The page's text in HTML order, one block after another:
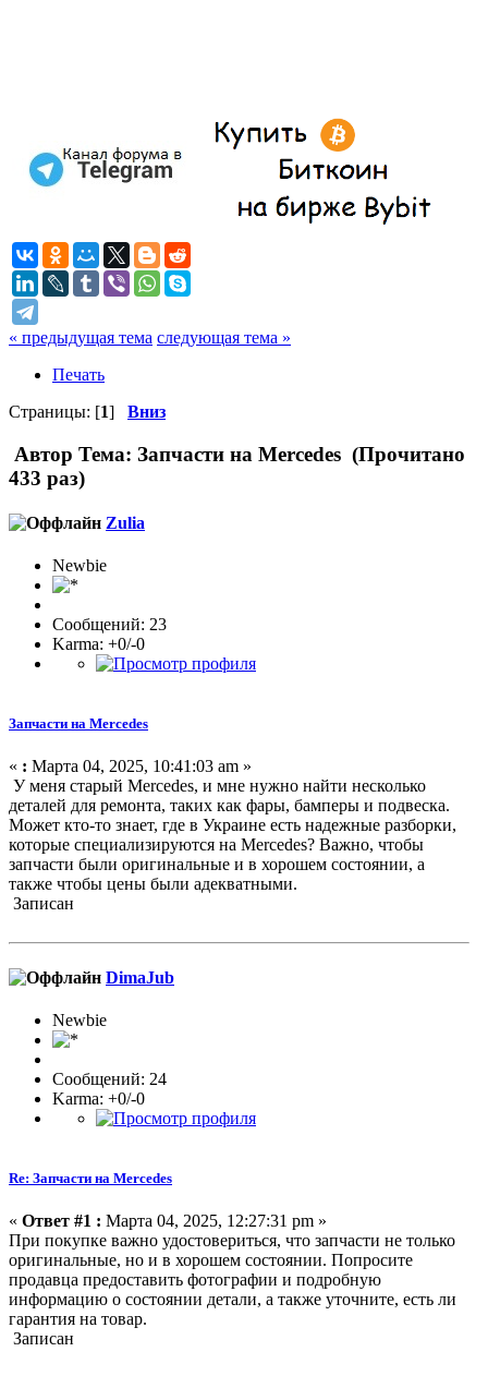
« предыдущая тема следующая тема »
Печать
Страницы: [1] Вниз
Автор Тема: Запчасти на Mercedes (Прочитано
433 раз)
Zulia
Newbie
Сообщений: 23
Karma: +0/-0
Запчасти на Mercedes
« : Марта 04, 2025, 10:41:03 am »
У меня старый Mercedes, и мне нужно найти несколько
деталей для ремонта, таких как фары, бамперы и подвеска.
Может кто-то знает, где в Украине есть надежные разборки,
которые специализируются на Mercedes? Важно, чтобы
запчасти были оригинальные и в хорошем состоянии, а
также чтобы цены были адекватными.
Записан
DimaJub
Newbie
Сообщений: 24
Karma: +0/-0
Re: Запчасти на Mercedes
« Ответ #1 : Марта 04, 2025, 12:27:31 pm »
При покупке важно удостовериться, что запчасти не только
оригинальные, но и в хорошем состоянии. Попросите
продавца предоставить фотографии и подробную
информацию о состоянии детали, а также уточните, есть ли
гарантия на товар.
Записан